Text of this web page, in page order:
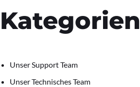
Kategorien
Unser Support Team
Unser Technisches Team